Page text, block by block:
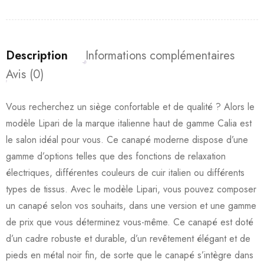
Description
Informations complémentaires
Avis (0)
Vous recherchez un siège confortable et de qualité ? Alors le
modèle Lipari de la marque italienne haut de gamme Calia est
le salon idéal pour vous. Ce canapé moderne dispose d’une
gamme d’options telles que des fonctions de relaxation
électriques, différentes couleurs de cuir italien ou différents
types de tissus. Avec le modèle Lipari, vous pouvez composer
un canapé selon vos souhaits, dans une version et une gamme
de prix que vous déterminez vous-même. Ce canapé est doté
d’un cadre robuste et durable, d’un revêtement élégant et de
pieds en métal noir fin, de sorte que le canapé s’intègre dans